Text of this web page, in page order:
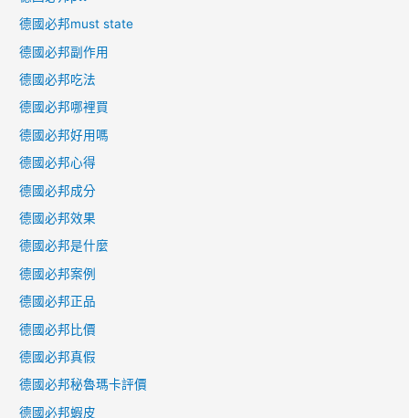
德國必邦must state
德國必邦副作用
德國必邦吃法
德國必邦哪裡買
德國必邦好用嗎
德國必邦心得
德國必邦成分
德國必邦效果
德國必邦是什麼
德國必邦案例
德國必邦正品
德國必邦比價
德國必邦真假
德國必邦秘魯瑪卡評價
德國必邦蝦皮